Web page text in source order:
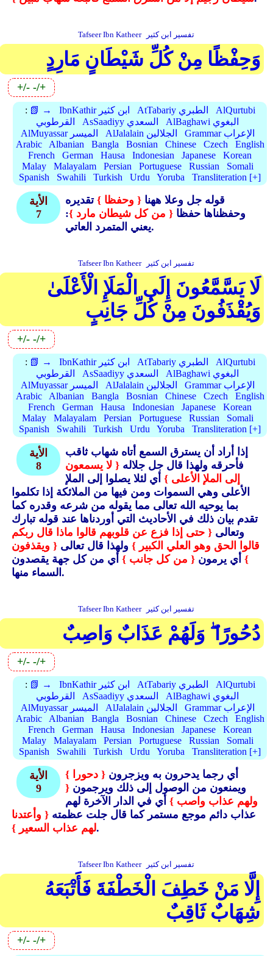
Tafseer Ibn Katheer تفسير ابن كثير
وَحِفْظًا مِنْ كُلِّ شَيْطَانٍ مَارِدٍ
+/- -/+
: 📗 → IbnKathir ابن كثير AtTabariy الطبري
AlQurtubi
القرطوبي
AsSaadiyy السعدي
AlBaghawi البغوي
AlMuyassar الميسر
AlJalalain الجلالين
Grammar الإعراب
Arabic
Albanian Bangla Bosnian Chinese Czech
English
French
German Hausa Indonesian Japanese
Korean
Malay
Malayalam Persian Portuguese Russian
Somali
Spanish
Swahili Turkish Urdu Yoruba Transliteration [+]
الأية
7
قوله جل وعلا ههنا { وحفظا }تقديره
وحفظناها حفظا { من كل شيطان مارد }:
يعني المتمرد العاتي.
Tafseer Ibn Katheer تفسير ابن كثير
لَا يَسَّمَّعُونَ إِلَى الْمَلَإِ الْأَعْلَىٰ
وَيُقْذَفُونَ مِنْ كُلِّ جَانِبٍ
+/- -/+
: 📗 → IbnKathir ابن كثير AtTabariy الطبري
AlQurtubi
القرطوبي
AsSaadiyy السعدي
AlBaghawi البغوي
AlMuyassar الميسر
AlJalalain الجلالين
Grammar الإعراب
Arabic
Albanian Bangla Bosnian Chinese Czech
English
French
German Hausa Indonesian Japanese
Korean
Malay
Malayalam Persian Portuguese Russian
Somali
Spanish
Swahili Turkish Urdu Yoruba Transliteration [+]
الأية
8
إذا أراد أن يسترق السمع أتاه شهاب ثاقب
فأحرقه ولهذا قال جل جلاله { لا يسمعون
إلى الملإ الأعلى }أي لئلا يصلوا إلى الملإ
الأعلى وهي السموات ومن فيها من الملائكة إذا تكلموا
بما يوحيه الله تعالى مما يقوله من شرعه وقدره كما
تقدم بيان ذلك في الأحاديث التي أوردناها عند قوله تبارك
وتعالى { حتى إذا فزع عن قلوبهم قالوا ماذا قال ربكم
قالوا الحق وهو العلي الكبير }ولهذا قال تعالى { ويقذفون
}أي يرمون { من كل جانب }أي من كل جهة يقصدون
السماء منها.
Tafseer Ibn Katheer تفسير ابن كثير
دُحُورًا ۖ وَلَهُمْ عَذَابٌ وَاصِبٌ
+/- -/+
: 📗 → IbnKathir ابن كثير AtTabariy الطبري
AlQurtubi
القرطوبي
AsSaadiyy السعدي
AlBaghawi البغوي
AlMuyassar الميسر
AlJalalain الجلالين
Grammar الإعراب
Arabic
Albanian Bangla Bosnian Chinese Czech
English
French
German Hausa Indonesian Japanese
Korean
Malay
Malayalam Persian Portuguese Russian
Somali
Spanish
Swahili Turkish Urdu Yoruba Transliteration [+]
الأية
9
{ دحورا }
ويمنعون من الوصول إلى ذلك ويرجمون {
ولهم عذاب واصب }أي في الدار الآخرة لهم
عذاب دائم موجع مستمر كما قال جلت عظمته { وأعتدنا
لهم عذاب السعير }.
Tafseer Ibn Katheer تفسير ابن كثير
إِلَّا مَنْ خَطِفَ الْخَطْفَةَ فَأَتْبَعَهُ
شِهَابٌ ثَاقِبٌ
+/- -/+